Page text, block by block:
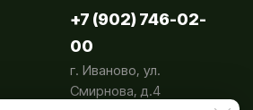
+7 (902) 746-02-
00
г. Иваново, ул.
Смирнова, д.4